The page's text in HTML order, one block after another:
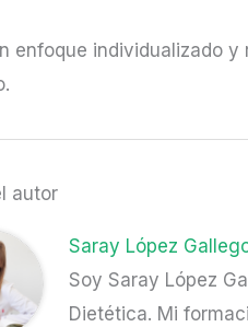
enfoque individualizado
autor
Saray López
Soy Saray López
Dietética. Mi